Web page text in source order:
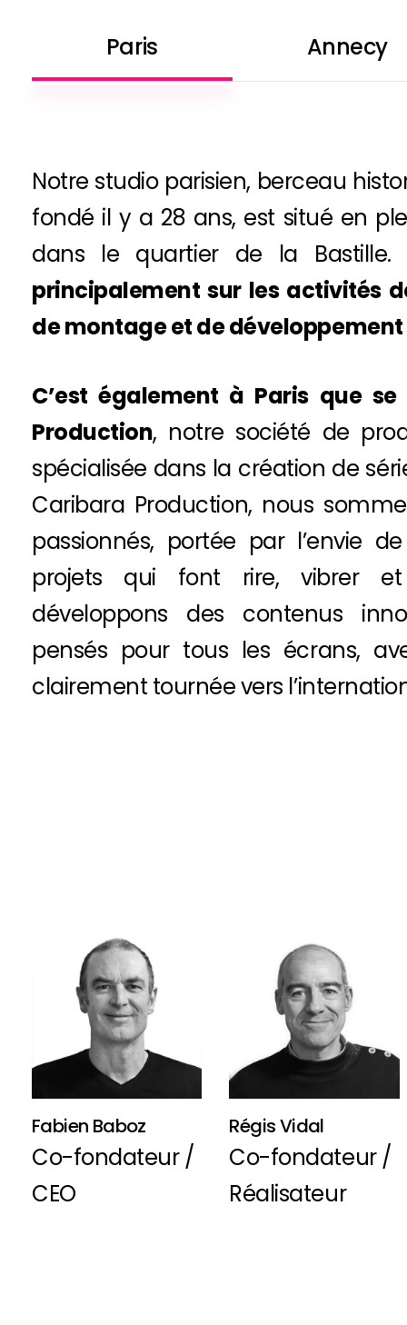
Paris Annecy
Notre studio parisien, berceau
fondé il y a 28 ans, est situé en
dans le quartier de la Bastille.
principalement sur les activités
de montage et de
C’est également à Paris que
Production, notre société de
spécialisée dans la création de
Caribara Production, nous
passionnés, portée par l’envie
projets qui font rire, vibrer et
développons des contenus
pensés pour tous les écrans,
clairement tournée vers
Fabien Baboz
Co-fondateur /
CEO
Régis Vidal
Co-fondateur /
Réalisateur